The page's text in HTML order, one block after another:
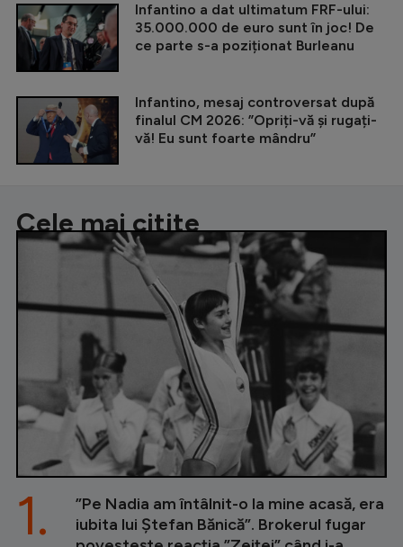
Infantino a dat ultimatum FRF-ului:
35.000.000 de euro sunt în joc! De
ce parte s-a poziționat Burleanu
Infantino, mesaj controversat după
finalul CM 2026: ”Opriți-vă și rugați-
vă! Eu sunt foarte mândru”
Cele mai citite
”Pe Nadia am întâlnit-o la mine acasă, era
iubita lui Ștefan Bănică”. Brokerul fugar
1.